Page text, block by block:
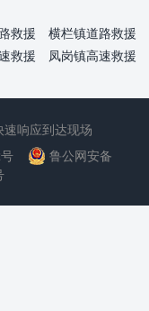
救援
横栏镇道路救援
救援
凤岗镇高速救援
响应到达现场
鲁公网安备